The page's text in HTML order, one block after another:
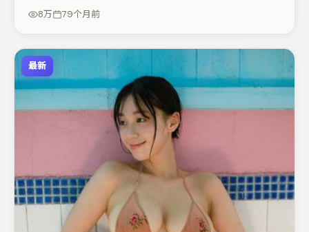
悬疑调剂（视场次而定）。整体完成度较高，适合周末一口
气追完。
8万 79个月前
最新